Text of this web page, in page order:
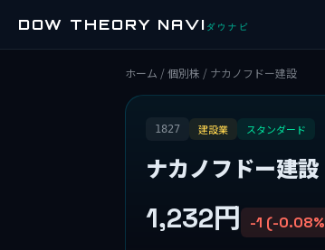
DOW THEORY NAVI ダウナビ
ホーム /個別株 / ナカノフドー建設
1827 建設業 スタンダード
ナカノフドー建設
1,232円 -1 (-